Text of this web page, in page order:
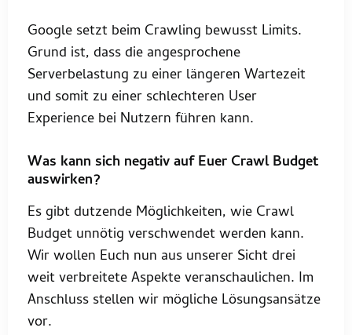
Google setzt beim Crawling bewusst Limits.
Grund ist, dass die angesprochene
Serverbelastung zu einer längeren Wartezeit
und somit zu einer schlechteren User
Experience bei Nutzern führen kann.
Was kann sich negativ auf Euer Crawl Budget
auswirken?
Es gibt dutzende Möglichkeiten, wie Crawl
Budget unnötig verschwendet werden kann.
Wir wollen Euch nun aus unserer Sicht drei
weit verbreitete Aspekte veranschaulichen. Im
Anschluss stellen wir mögliche Lösungsansätze
vor.